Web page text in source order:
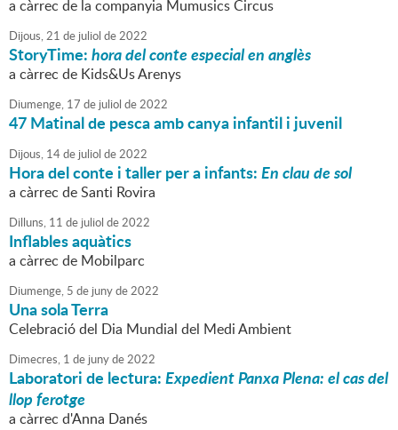
a càrrec de la companyia Mumusics Circus
Dijous,21 de juliol de2022
StoryTime:hora del conte especial en anglès
a càrrec de Kids&Us Arenys
Diumenge, 17 de juliol de2022
47 Matinal de pesca amb canya infantil i juvenil
Dijous, 14de juliol de2022
Hora del conte i taller per a infants:En clau de sol
a càrrec de Santi Rovira
Dilluns, 11 de juliol de2022
Inflables aquàtics
a càrrec de Mobilparc
Diumenge, 5 de junyde2022
Una sola Terra
Celebració del Dia Mundial del Medi Ambient
Dimecres, 1 de junyde2022
Laboratori de lectura:Expedient Panxa Plena: el cas del
llop ferotge
a càrrec d'Anna Danés